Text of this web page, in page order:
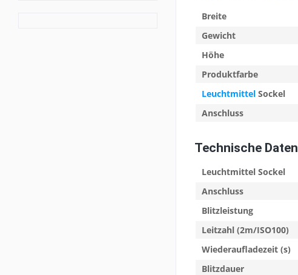
Breite
Gewicht
Höhe
Produktfarbe
Leuchtmittel Sockel
Anschluss
Technische Daten
Leuchtmittel Sockel
Anschluss
Blitzleistung
Leitzahl (2m/ISO100)
Wiederaufladezeit (s)
Blitzdauer